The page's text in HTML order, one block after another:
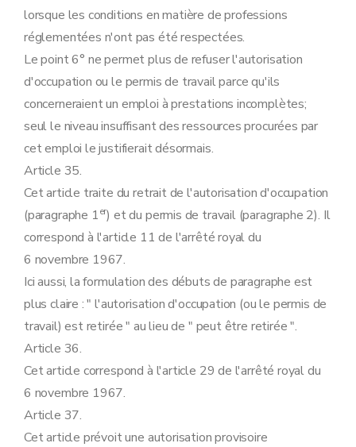
lorsque les conditions en matière de professions
réglementées n'ont pas été respectées.
Le point 6° ne permet plus de refuser l'autorisation
d'occupation ou le permis de travail parce qu'ils
concerneraient un emploi à prestations incomplètes;
seul le niveau insuffisant des ressources procurées par
cet emploi le justifierait désormais.
Article 35.
Cet article traite du retrait de l'autorisation d'occupation
(paragraphe 1er) et du permis de travail (paragraphe 2). Il
correspond à l'article 11 de l'arrêté royal du
6 novembre 1967.
Ici aussi, la formulation des débuts de paragraphe est
plus claire : " l'autorisation d'occupation (ou le permis de
travail) est retirée " au lieu de " peut être retirée ".
Article 36.
Cet article correspond à l'article 29 de l'arrêté royal du
6 novembre 1967.
Article 37.
Cet article prévoit une autorisation provisoire